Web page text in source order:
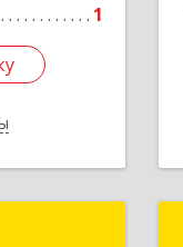
1